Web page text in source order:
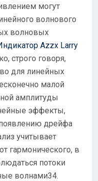
могут
волнового
волновых
Azzx Larry
строго говоря,
для линейных
малой
амплитуды
эффекты,
дрейфа
учитывает
гармонического, в
потоки
волнами34.